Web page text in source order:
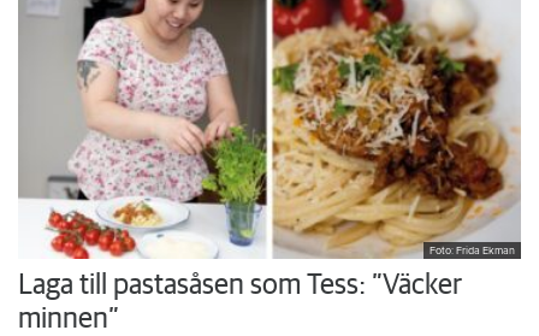
Foto: Frida Ekman
Laga till pastasåsen som Tess: ”Väcker
minnen”